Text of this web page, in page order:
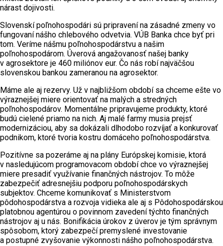
nárast dojivosti.
Slovenskí poľnohospodári sú pripravení na zásadné zmeny vo
fungovaní nášho chlebového odvetvia. VÚB Banka chce byť pri
tom. Veríme nášmu poľnohospodárstvu a našim
poľnohospodárom. Úverová angažovanosť našej banky
v agrosektore je 460 miliónov eur. Čo nás robí najväčšou
slovenskou bankou zameranou na agrosektor.
Máme ale aj rezervy. Už v najbližšom období sa chceme ešte vo
výraznejšej miere orientovať na malých a stredných
poľnohospodárov. Momentálne pripravujeme produkty, ktoré
budú cielené priamo na nich. Aj malé farmy musia prejsť
modernizáciou, aby sa dokázali dlhodobo rozvíjať a konkurovať
podnikom, ktoré tvoria kostru domáceho poľnohospodárstva.
Pozitívne sa pozeráme aj na plány Európskej komisie, ktorá
v nasledujúcom programovacom období chce vo výraznejšej
miere presadiť využívanie finančných nástrojov. To môže
zabezpečiť adresnejšiu podporu poľnohospodárskych
subjektov. Chceme komunikovať s Ministerstvom
pôdohospodárstva a rozvoja vidieka ale aj s Pôdohospodárskou
platobnou agentúrou o povinnom zavedení týchto finančných
nástrojov aj u nás. Bonifikácia úrokov z úverov je tým správnym
spôsobom, ktorý zabezpečí premyslené investovanie
a postupné zvyšovanie výkonnosti nášho poľnohospodárstva.